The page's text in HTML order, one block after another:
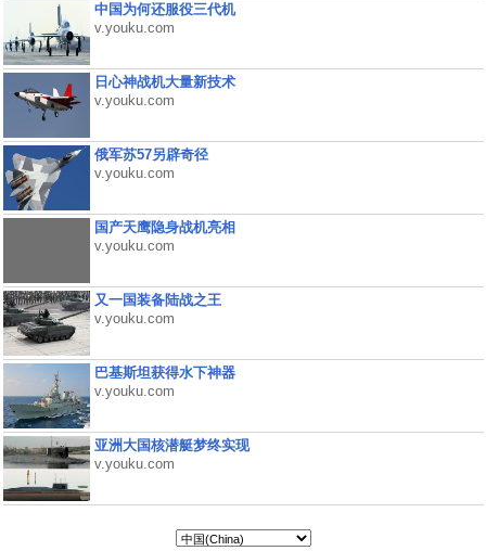
中国为何还服役三代机
v.youku.com
日心神战机大量新技术
v.youku.com
俄军苏57另辟奇径
v.youku.com
国产天鹰隐身战机亮相
v.youku.com
又一国装备陆战之王
v.youku.com
巴基斯坦获得水下神器
v.youku.com
亚洲大国核潜艇梦终实现
v.youku.com